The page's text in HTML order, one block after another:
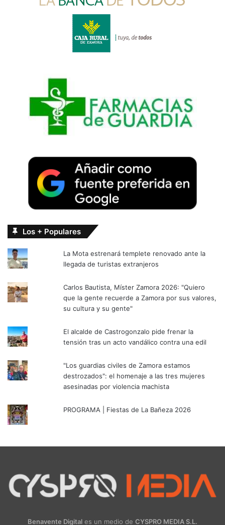
Los + Populares
La Mota estrenará templete renovado ante la
llegada de turistas extranjeros
Carlos Bautista, Míster Zamora 2026: "Quiero
que la gente recuerde a Zamora por sus valores,
su cultura y su gente"
El alcalde de Castrogonzalo pide frenar la
tensión tras un acto vandálico contra una edil
"Los guardias civiles de Zamora estamos
destrozados": el homenaje a las tres mujeres
asesinadas por violencia machista
PROGRAMA | Fiestas de La Bañeza 2026
Benavente Digital es un medio de CYSPRO MEDIA S.L.